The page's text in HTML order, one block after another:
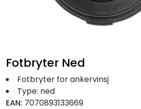
Fotbryter Ned
Fotbryter for ankervinsj
Type: ned
EAN: 7070893133669
Båtpleie/Opplag
Nyheter